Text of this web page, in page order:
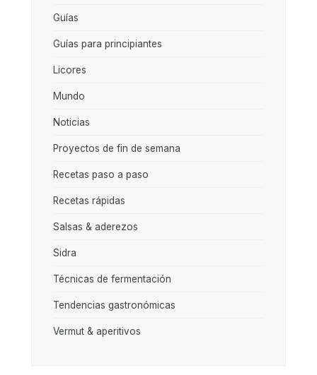
Guías
Guías para principiantes
Licores
Mundo
Noticias
Proyectos de fin de semana
Recetas paso a paso
Recetas rápidas
Salsas & aderezos
Sidra
Técnicas de fermentación
Tendencias gastronómicas
Vermut & aperitivos